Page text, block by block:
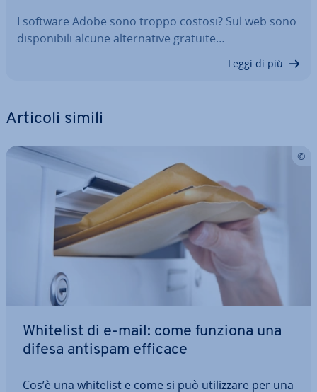
I software Adobe sono troppo costosi? Sul web sono
di­spo­ni­bi­li alcune al­ter­na­ti­ve gratuite…
Leggi di più
Articoli simili
Whitelist di e-mail: come funziona una
difesa antispam efficace
Cos’è una whitelist e come si può uti­liz­za­re per una